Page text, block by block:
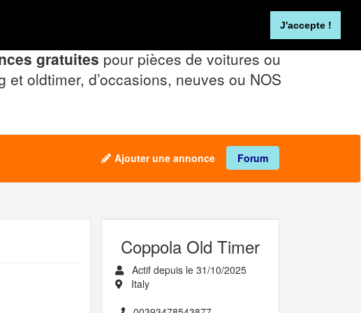
J'accepte !
NL
gratuites pour pièces de voitures ou
et oldtimer, d’occasions, neuves ou NOS
Ajouter une annonce Forum
Coppola Old Timer
Actif depuis le 31/10/2025
Italy